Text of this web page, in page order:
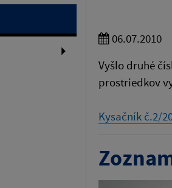
06.07.2010
Vyšlo druhé
prostriedkov
Kysačník č.2/